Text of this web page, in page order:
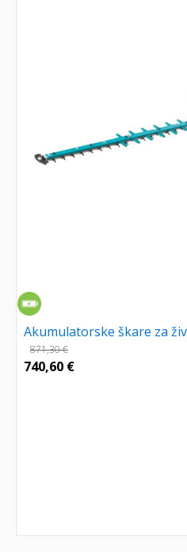
Akumulatorske škare za
871,30€
740,60 €